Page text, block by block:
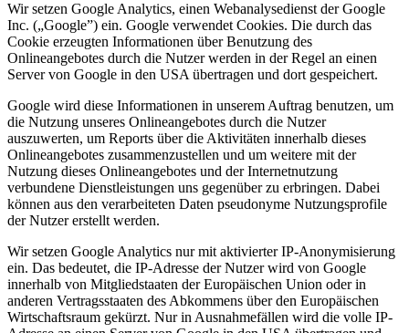
Wir setzen Google Analytics, einen Webanalysedienst der Google
Inc. („Google”) ein. Google verwendet Cookies. Die durch das
Cookie erzeugten Informationen über Benutzung des
Onlineangebotes durch die Nutzer werden in der Regel an einen
Server von Google in den USA übertragen und dort gespeichert.
Google wird diese Informationen in unserem Auftrag benutzen, um
die Nutzung unseres Onlineangebotes durch die Nutzer
auszuwerten, um Reports über die Aktivitäten innerhalb dieses
Onlineangebotes zusammenzustellen und um weitere mit der
Nutzung dieses Onlineangebotes und der Internetnutzung
verbundene Dienstleistungen uns gegenüber zu erbringen. Dabei
können aus den verarbeiteten Daten pseudonyme Nutzungsprofile
der Nutzer erstellt werden.
Wir setzen Google Analytics nur mit aktivierter IP-Anonymisierung
ein. Das bedeutet, die IP-Adresse der Nutzer wird von Google
innerhalb von Mitgliedstaaten der Europäischen Union oder in
anderen Vertragsstaaten des Abkommens über den Europäischen
Wirtschaftsraum gekürzt. Nur in Ausnahmefällen wird die volle IP-